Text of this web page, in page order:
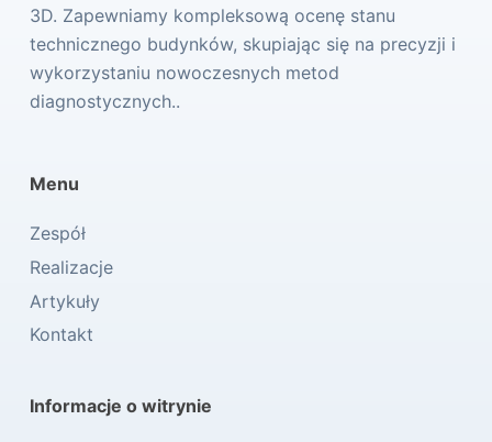
3D. Zapewniamy kompleksową ocenę stanu
technicznego budynków, skupiając się na precyzji i
wykorzystaniu nowoczesnych metod
diagnostycznych..
Menu
Zespół
Realizacje
Artykuły
Kontakt
Informacje o witrynie